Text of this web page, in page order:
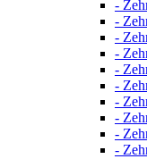
-
-
-
-
-
-
-
-
-
-